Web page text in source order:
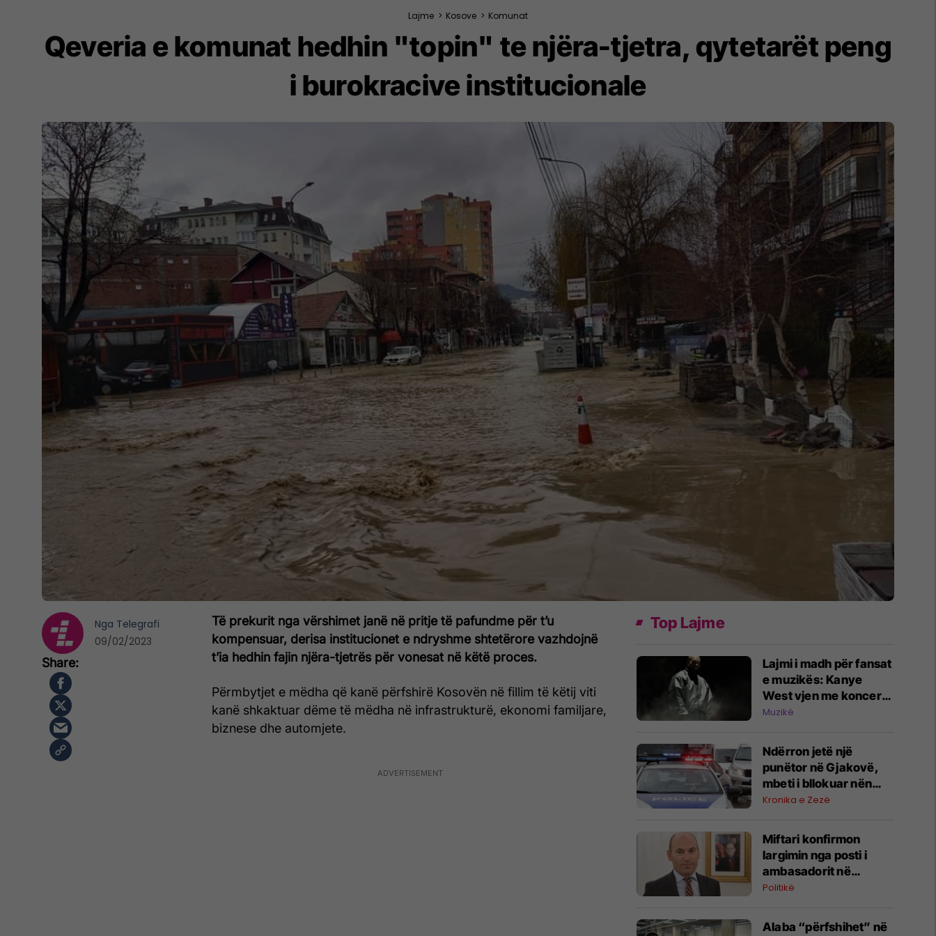
Lajme > Kosove > Komunat
Qeveria e komunat hedhin "topin" te njëra-tjetra, qytetarët peng
i burokracive institucionale
Të prekurit nga vërshimet janë në pritje të pafundme për t’u
kompensuar, derisa institucionet e ndryshme shtetërore vazhdojnë
t’ia hedhin fajin njëra-tjetrës për vonesat në këtë proces.
Përmbytjet e mëdha që kanë përfshirë Kosovën në fillim të këtij viti
kanë shkaktuar dëme të mëdha në infrastrukturë, ekonomi familjare,
biznese dhe automjete.
Nga Telegrafi
09/02/2023
Top Lajme
Lajmi i madh për fansat
e muzikës: Kanye
West vjen me koncert
në Tiranë!
Muzikë
Ndërron jetë një
punëtor në Gjakovë,
mbeti i bllokuar nën
kamion
Kronika e Zezë
Miftari konfirmon
largimin nga posti i
ambasadorit në
Vatikan: Pranova
Politikë
Alaba “përfshihet” në